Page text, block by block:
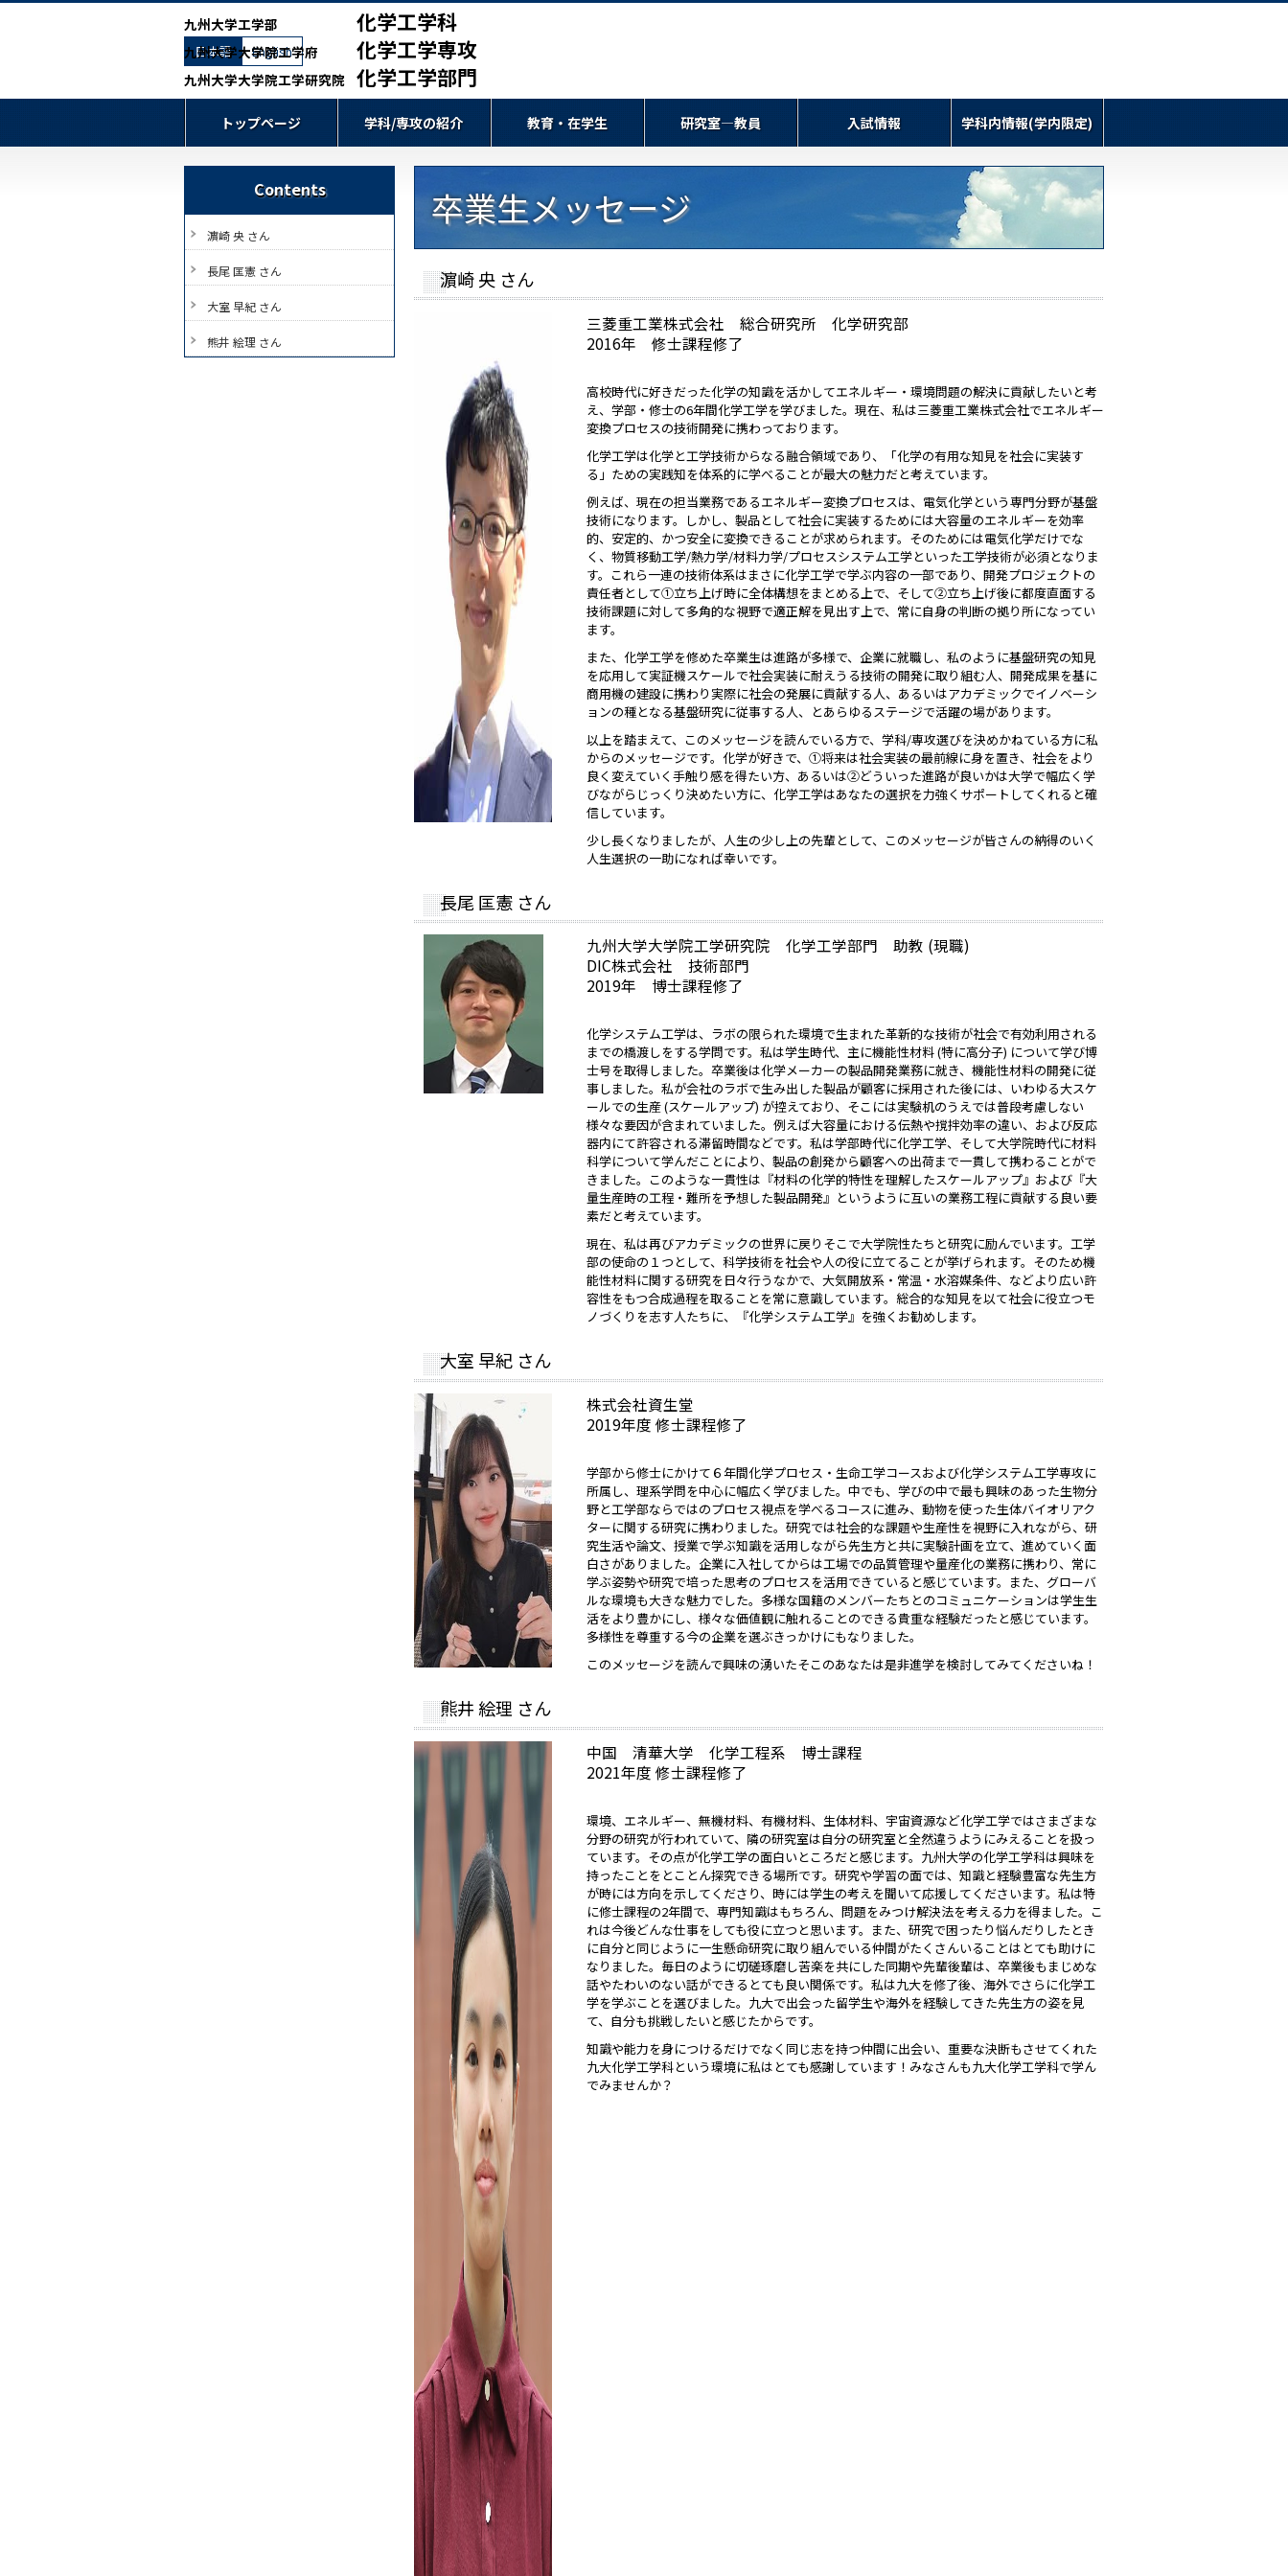
九州大学工学部 化学工学科
九州大学大学院工学府 化学工学専攻
九州大学大学院工学研究院 化学工学部門
日本語 English
トップページ 学科/専攻の紹介 教育・在学生 研究室―教員 入試情報 学科内情報(学内限定)
Contents
濵崎 央 さん
長尾 匡憲 さん
大室 早紀 さん
熊井 絵理 さん
卒業生メッセージ
濵崎 央 さん
三菱重工業株式会社 総合研究所 化学研究部
2016年 修士課程修了
高校時代に好きだった化学の知識を活かしてエネルギー・環境問題の解決に貢献したいと考
え、学部・修士の6年間化学工学を学びました。現在、私は三菱重工業株式会社でエネルギー
変換プロセスの技術開発に携わっております。
化学工学は化学と工学技術からなる融合領域であり、「化学の有用な知見を社会に実装す
る」ための実践知を体系的に学べることが最大の魅力だと考えています。
例えば、現在の担当業務であるエネルギー変換プロセスは、電気化学という専門分野が基盤
技術になります。しかし、製品として社会に実装するためには大容量のエネルギーを効率
的、安定的、かつ安全に変換できることが求められます。そのためには電気化学だけでな
く、物質移動工学/熱力学/材料力学/プロセスシステム工学といった工学技術が必須となりま
す。これら一連の技術体系はまさに化学工学で学ぶ内容の一部であり、開発プロジェクトの
責任者として①立ち上げ時に全体構想をまとめる上で、そして②立ち上げ後に都度直面する
技術課題に対して多角的な視野で適正解を見出す上で、常に自身の判断の拠り所になってい
ます。
また、化学工学を修めた卒業生は進路が多様で、企業に就職し、私のように基盤研究の知見
を応用して実証機スケールで社会実装に耐えうる技術の開発に取り組む人、開発成果を基に
商用機の建設に携わり実際に社会の発展に貢献する人、あるいはアカデミックでイノベーシ
ョンの種となる基盤研究に従事する人、とあらゆるステージで活躍の場があります。
以上を踏まえて、このメッセージを読んでいる方で、学科/専攻選びを決めかねている方に私
からのメッセージです。化学が好きで、①将来は社会実装の最前線に身を置き、社会をより
良く変えていく手触り感を得たい方、あるいは②どういった進路が良いかは大学で幅広く学
びながらじっくり決めたい方に、化学工学はあなたの選択を力強くサポートしてくれると確
信しています。
少し長くなりましたが、人生の少し上の先輩として、このメッセージが皆さんの納得のいく
人生選択の一助になれば幸いです。
長尾 匡憲 さん
九州大学大学院工学研究院 化学工学部門 助教 (現職)
DIC株式会社 技術部門
2019年 博士課程修了
化学システム工学は、ラボの限られた環境で生まれた革新的な技術が社会で有効利用される
までの橋渡しをする学問です。私は学生時代、主に機能性材料 (特に高分子) について学び博
士号を取得しました。卒業後は化学メーカーの製品開発業務に就き、機能性材料の開発に従
事しました。私が会社のラボで生み出した製品が顧客に採用された後には、いわゆる大スケ
ールでの生産 (スケールアップ) が控えており、そこには実験机のうえでは普段考慮しない
様々な要因が含まれていました。例えば大容量における伝熱や撹拌効率の違い、および反応
器内にて許容される滞留時間などです。私は学部時代に化学工学、そして大学院時代に材料
科学について学んだことにより、製品の創発から顧客への出荷まで一貫して携わることがで
きました。このような一貫性は『材料の化学的特性を理解したスケールアップ』および『大
量生産時の工程・難所を予想した製品開発』というように互いの業務工程に貢献する良い要
素だと考えています。
現在、私は再びアカデミックの世界に戻りそこで大学院性たちと研究に励んでいます。工学
部の使命の１つとして、科学技術を社会や人の役に立てることが挙げられます。そのため機
能性材料に関する研究を日々行うなかで、大気開放系・常温・水溶媒条件、などより広い許
容性をもつ合成過程を取ることを常に意識しています。総合的な知見を以て社会に役立つモ
ノづくりを志す人たちに、『化学システム工学』を強くお勧めします。
大室 早紀 さん
株式会社資生堂
2019年度 修士課程修了
学部から修士にかけて６年間化学プロセス・生命工学コースおよび化学システム工学専攻に
所属し、理系学問を中心に幅広く学びました。中でも、学びの中で最も興味のあった生物分
野と工学部ならではのプロセス視点を学べるコースに進み、動物を使った生体バイオリアク
ターに関する研究に携わりました。研究では社会的な課題や生産性を視野に入れながら、研
究生活や論文、授業で学ぶ知識を活用しながら先生方と共に実験計画を立て、進めていく面
白さがありました。企業に入社してからは工場での品質管理や量産化の業務に携わり、常に
学ぶ姿勢や研究で培った思考のプロセスを活用できていると感じています。また、グローバ
ルな環境も大きな魅力でした。多様な国籍のメンバーたちとのコミュニケーションは学生生
活をより豊かにし、様々な価値観に触れることのできる貴重な経験だったと感じています。
多様性を尊重する今の企業を選ぶきっかけにもなりました。
このメッセージを読んで興味の湧いたそこのあなたは是非進学を検討してみてくださいね！
熊井 絵理 さん
中国 清華大学 化学工程系 博士課程
2021年度 修士課程修了
環境、エネルギー、無機材料、有機材料、生体材料、宇宙資源など化学工学ではさまざまな
分野の研究が行われていて、隣の研究室は自分の研究室と全然違うようにみえることを扱っ
ています。その点が化学工学の面白いところだと感じます。九州大学の化学工学科は興味を
持ったことをとことん探究できる場所です。研究や学習の面では、知識と経験豊富な先生方
が時には方向を示してくださり、時には学生の考えを聞いて応援してくださいます。私は特
に修士課程の2年間で、専門知識はもちろん、問題をみつけ解決法を考える力を得ました。こ
れは今後どんな仕事をしても役に立つと思います。また、研究で困ったり悩んだりしたとき
に自分と同じように一生懸命研究に取り組んでいる仲間がたくさんいることはとても助けに
なりました。毎日のように切磋琢磨し苦楽を共にした同期や先輩後輩は、卒業後もまじめな
話やたわいのない話ができるとても良い関係です。私は九大を修了後、海外でさらに化学工
学を学ぶことを選びました。九大で出会った留学生や海外を経験してきた先生方の姿を見
て、自分も挑戦したいと感じたからです。
知識や能力を身につけるだけでなく同じ志を持つ仲間に出会い、重要な決断もさせてくれた
九大化学工学科という環境に私はとても感謝しています！みなさんも九大化学工学科で学ん
でみませんか？